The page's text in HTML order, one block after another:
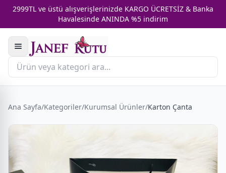
2999TL ve üstü alışverişlerinizde KARGO ÜCRETSİZ & Banka
Havalesinde ANINDA %5 indirim
Ana Sayfa/Kategoriler/Kurumsal Ürünler/Karton Çanta